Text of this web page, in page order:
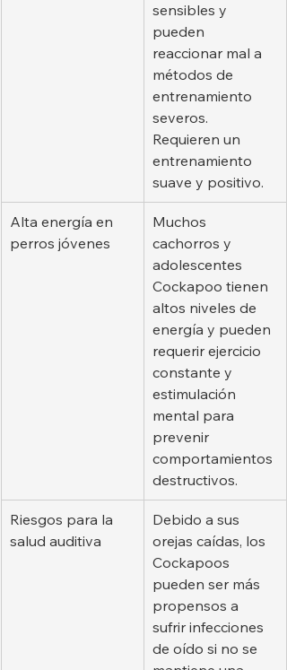
sensibles y
pueden
reaccionar mal a
métodos de
entrenamiento
severos.
Requieren un
entrenamiento
suave y positivo.
Alta energía en
perros jóvenes
Muchos
cachorros y
adolescentes
Cockapoo tienen
altos niveles de
energía y pueden
requerir ejercicio
constante y
estimulación
mental para
prevenir
comportamientos
destructivos.
Riesgos para la
salud auditiva
Debido a sus
orejas caídas, los
Cockapoos
pueden ser más
propensos a
sufrir infecciones
de oído si no se